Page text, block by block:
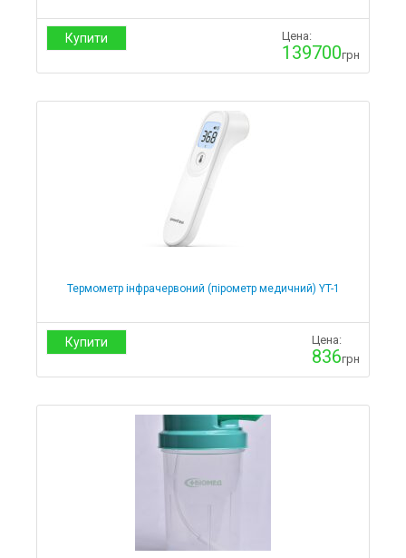
Купити Цена:
139700грн
Термометр інфрачервоний (пірометр медичний) YT-1
Купити Цена:
836грн